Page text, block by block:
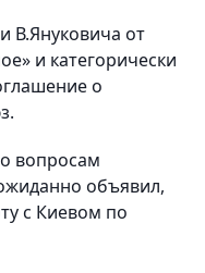
В.Януковича от
и категорически
о
вопросам
объявил,
с Киевом по